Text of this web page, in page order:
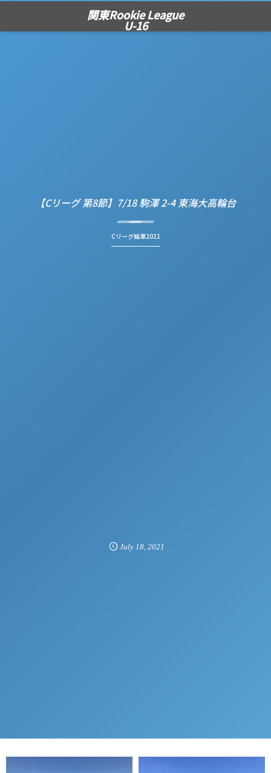
関東Rookie League
U-16
【Cリーグ 第8節】7/18 駒澤 2-4 東海大高輪台
Cリーグ結果2021
July 18, 2021